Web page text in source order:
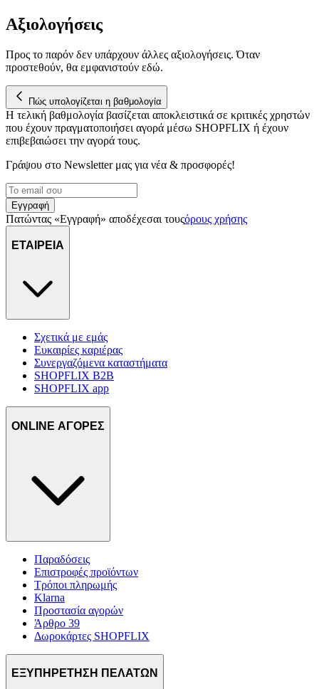
Αξιολογήσεις
Προς το παρόν δεν υπάρχουν άλλες αξιολογήσεις. Όταν
προστεθούν, θα εμφανιστούν εδώ.
Πώς υπολογίζεται η βαθμολογία
Η τελική βαθμολογία βασίζεται αποκλειστικά σε κριτικές χρηστών
που έχουν πραγματοποιήσει αγορά μέσω SHOPFLIX ή έχουν
επιβεβαιώσει την αγορά τους.
Γράψου στο Νewsletter μας για νέα & προσφορές!
Εγγραφή
Πατώντας «Εγγραφή» αποδέχεσαι τουςόρους χρήσης
ΕΤΑΙΡΕΙΑ
Σχετικά με εμάς
Ευκαιρίες καριέρας
Συνεργαζόμενα καταστήματα
SHOPFLIX B2B
SHOPFLIX app
ONLINE ΑΓΟΡΕΣ
Παραδόσεις
Επιστροφές προϊόντων
Τρόποι πληρωμής
Klarna
Προστασία αγορών
Άρθρο 39
Δωροκάρτες SHOPFLIX
ΕΞΥΠΗΡΕΤΗΣΗ ΠΕΛΑΤΩΝ